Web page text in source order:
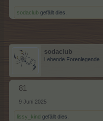
sodaclub gefällt dies.
sodaclub
Lebende Forenlegende
81
9 Juni 2025
lissy_kind gefällt dies.